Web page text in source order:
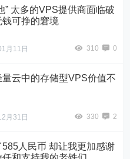
” 太多的VPS提供商面临破
钱可挣的窘境
月11日 310 0
量云中的存储型VPS价值不
月31日 330 2
585人民币 却让我更加感谢